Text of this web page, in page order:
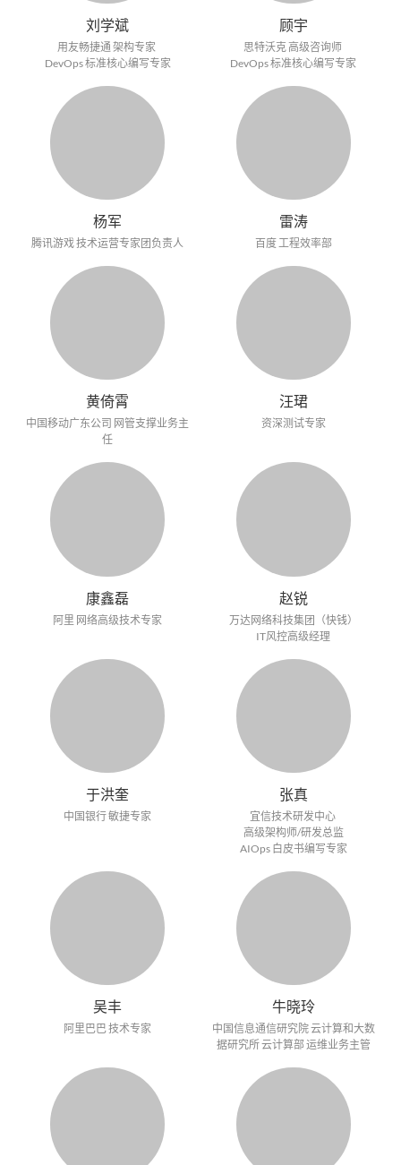
刘学斌
用友畅捷通 架构专家
DevOps 标准核心编写专家
顾宇
思特沃克 高级咨询师
DevOps 标准核心编写专家
杨军
腾讯游戏 技术运营专家团负责人
雷涛
百度 工程效率部
黄倚霄
中国移动广东公司 网管支撑业务主
任
汪珺
资深测试专家
康鑫磊
阿里 网络高级技术专家
赵锐
万达网络科技集团（快钱）
IT风控高级经理
于洪奎
中国银行 敏捷专家
张真
宜信技术研发中心
高级架构师/研发总监
AIOps 白皮书编写专家
吴丰
阿里巴巴 技术专家
牛晓玲
中国信息通信研究院 云计算和大数
据研究所 云计算部 运维业务主管